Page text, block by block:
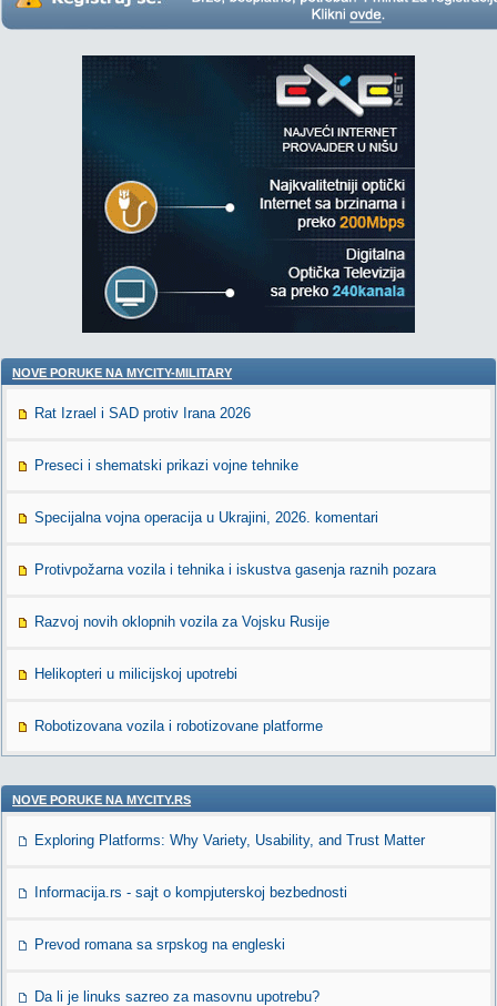
NOVE PORUKE NA MYCITY-MILITARY
Rat Izrael i SAD protiv Irana 2026
Preseci i shematski prikazi vojne tehnike
Specijalna vojna operacija u Ukrajini, 2026. komentari
Protivpožarna vozila i tehnika i iskustva gasenja raznih pozara
Razvoj novih oklopnih vozila za Vojsku Rusije
Helikopteri u milicijskoj upotrebi
Robotizovana vozila i robotizovane platforme
NOVE PORUKE NA MYCITY.RS
Exploring Platforms: Why Variety, Usability, and Trust Matter
Informacija.rs - sajt o kompjuterskoj bezbednosti
Prevod romana sa srpskog na engleski
Da li je linuks sazreo za masovnu upotrebu?